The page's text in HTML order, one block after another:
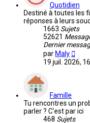
Quotidien
Destiné à toutes les
réponses à leurs
1663 Sujets
52621
Dernier
parMaly
le
19 juil. 2026,
Famille
Tu rencontres un
parler ? C'est par ici
468 Sujets